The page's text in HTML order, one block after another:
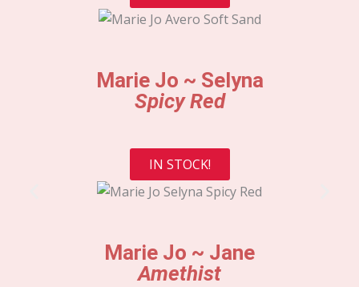
Marie Jo ~ Selyna
Spicy Red
IN STOCK!
Marie Jo ~ Jane
Amethist